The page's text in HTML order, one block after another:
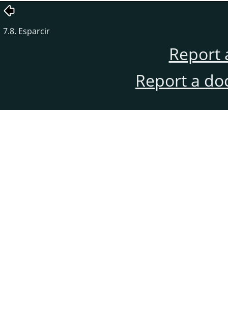
7.8. Esparcir
Report
Report a